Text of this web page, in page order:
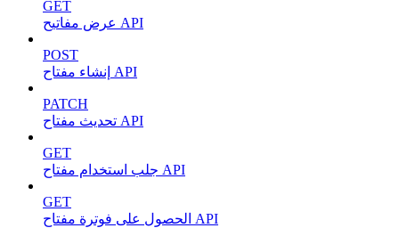
GET
عرض مفاتيح API
POST
إنشاء مفتاح API
PATCH
تحديث مفتاح API
GET
جلب استخدام مفتاح API
GET
الحصول على فوترة مفتاح API